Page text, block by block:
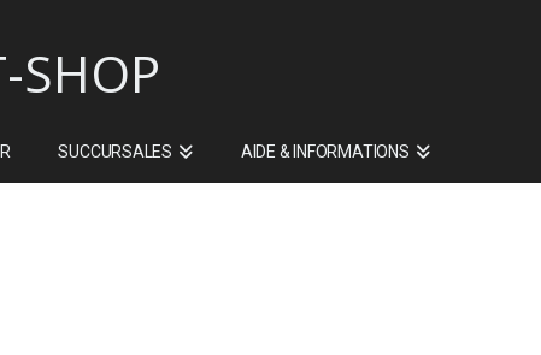
SUCCURSALES AIDE & INFORMATIONS